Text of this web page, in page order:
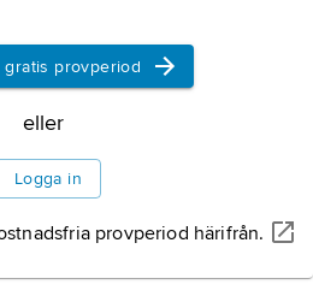
gratis provperiod
eller
Logga in
provperiod härifrån.